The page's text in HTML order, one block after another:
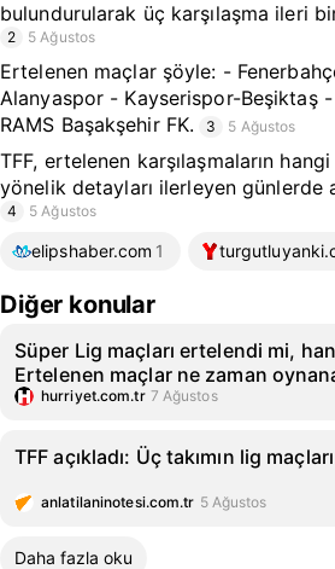
bulundurularak üç karşılaşma ileri
2 5 Ağustos
Ertelenen maçlar şöyle: -
Alanyaspor - Kayserispor-Beşiktaş
RAMS Başakşehir FK.
3 5 Ağustos
TFF, ertelenen karşılaşmaların
yönelik detayları ilerleyen günlerde
4 5 Ağustos
elipshaber.com 1
Diğer konular
Süper Lig maçları ertelendi mi,
Ertelenen maçlar ne zaman
hurriyet.com.tr 7 Ağustos
TFF açıkladı: Üç takımın lig
anlatilaninotesi.com.tr 5 Ağustos
Daha fazla oku